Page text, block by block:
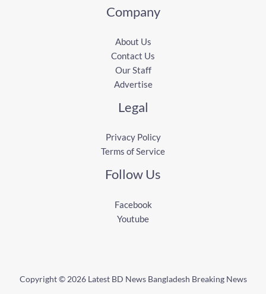
Company
About Us
Contact Us
Our Staff
Advertise
Legal
Privacy Policy
Terms of Service
Follow Us
Facebook
Youtube
Copyright © 2026 Latest BD News Bangladesh Breaking News